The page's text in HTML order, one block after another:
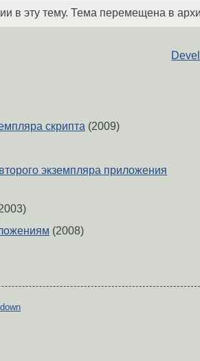
в эту тему. Тема перемещена в
скрипта (2009)
экземпляра приложения
(2008)